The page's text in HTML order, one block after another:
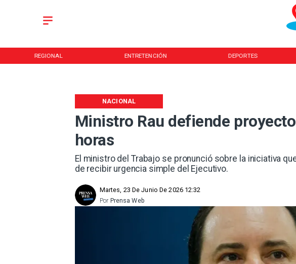
REGIONAL ENTRETENCIÓN DEPORTES
Ministro Rau defiende
horas
El ministro del Trabajo se pronunció sobre la iniciativa
de recibir urgencia simple del Ejecutivo.
NACIONAL
Martes, 23 De Junio De 2026 12:32
Prensa Web
Por